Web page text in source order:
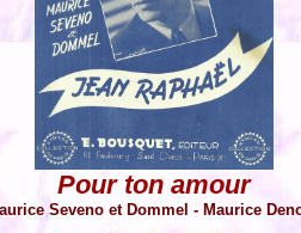
Pour ton amour
Seveno et Dommel - Maurice